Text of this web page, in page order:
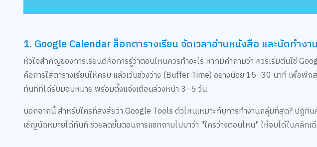
1. Google Calendar ล็อกตารางเรียน จัดเวลาอ่านหนังสือ และนัดทำง
หัวใจสำคัญของการเรียนดีคือการรู้ว่าตอนไหนควรทำอะไร หากมีคำถามว่า ควรเริ่มต้นใช้
คือการใส่ตารางเรียนให้ครบ แล้วเว้นช่วงว่าง (Buffer Time) อย่างน้อย 15–30 นาที เพื่อพั
ทันทีที่ได้รับมอบหมาย พร้อมตั้งแจ้งเตือนล่วงหน้า 3–5 วัน
นอกจากนี้ สำหรับใครที่สงสัยว่า Google Tools ตัวไหนเหมาะกับการทำงานกลุ่มที่สุด? ปฏิทิน
เชิญนัดหมายได้ทันที ช่วยลดขั้นตอนการแชทถามไปมาว่า "ใครว่างตอนไหน" ให้จบได้ในคลิกเ